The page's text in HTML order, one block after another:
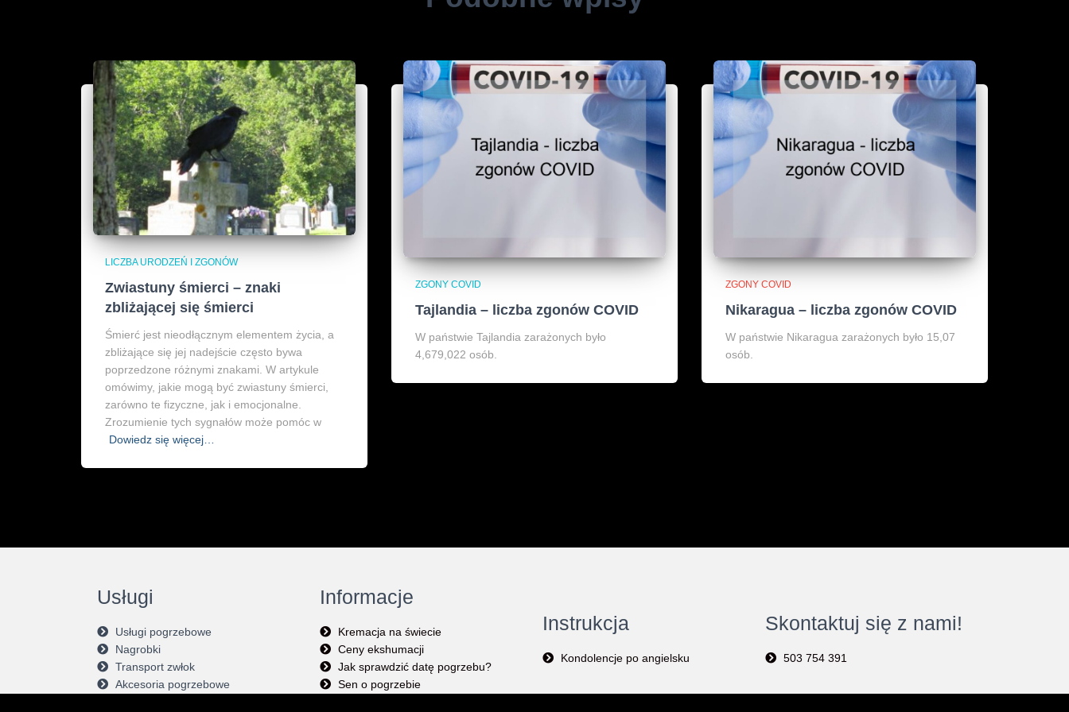
LICZBA URODZEŃ I ZGONÓW
Zwiastuny śmierci – znaki
zbliżającej się śmierci
Śmierć jest nieodłącznym elementem życia, a
zbliżające się jej nadejście często bywa
poprzedzone różnymi znakami. W artykule
omówimy, jakie mogą być zwiastuny śmierci,
zarówno te fizyczne, jak i emocjonalne.
Zrozumienie tych sygnałów może pomóc w
Dowiedz się więcej…
ZGONY COVID
Tajlandia – liczba zgonów COVID
W państwie Tajlandia zarażonych było
4,679,022 osób.
ZGONY COVID
Nikaragua – liczba zgonów COVID
W państwie Nikaragua zarażonych było 15,07
osób.
Usługi
Usługi pogrzebowe
Nagrobki
Transport zwłok
Akcesoria pogrzebowe
Informacje
Kremacja na świecie
Ceny ekshumacji
Jak sprawdzić datę pogrzebu?
Sen o pogrzebie
Instrukcja
Kondolencje po angielsku
Skontaktuj się z nami!
503 754 391